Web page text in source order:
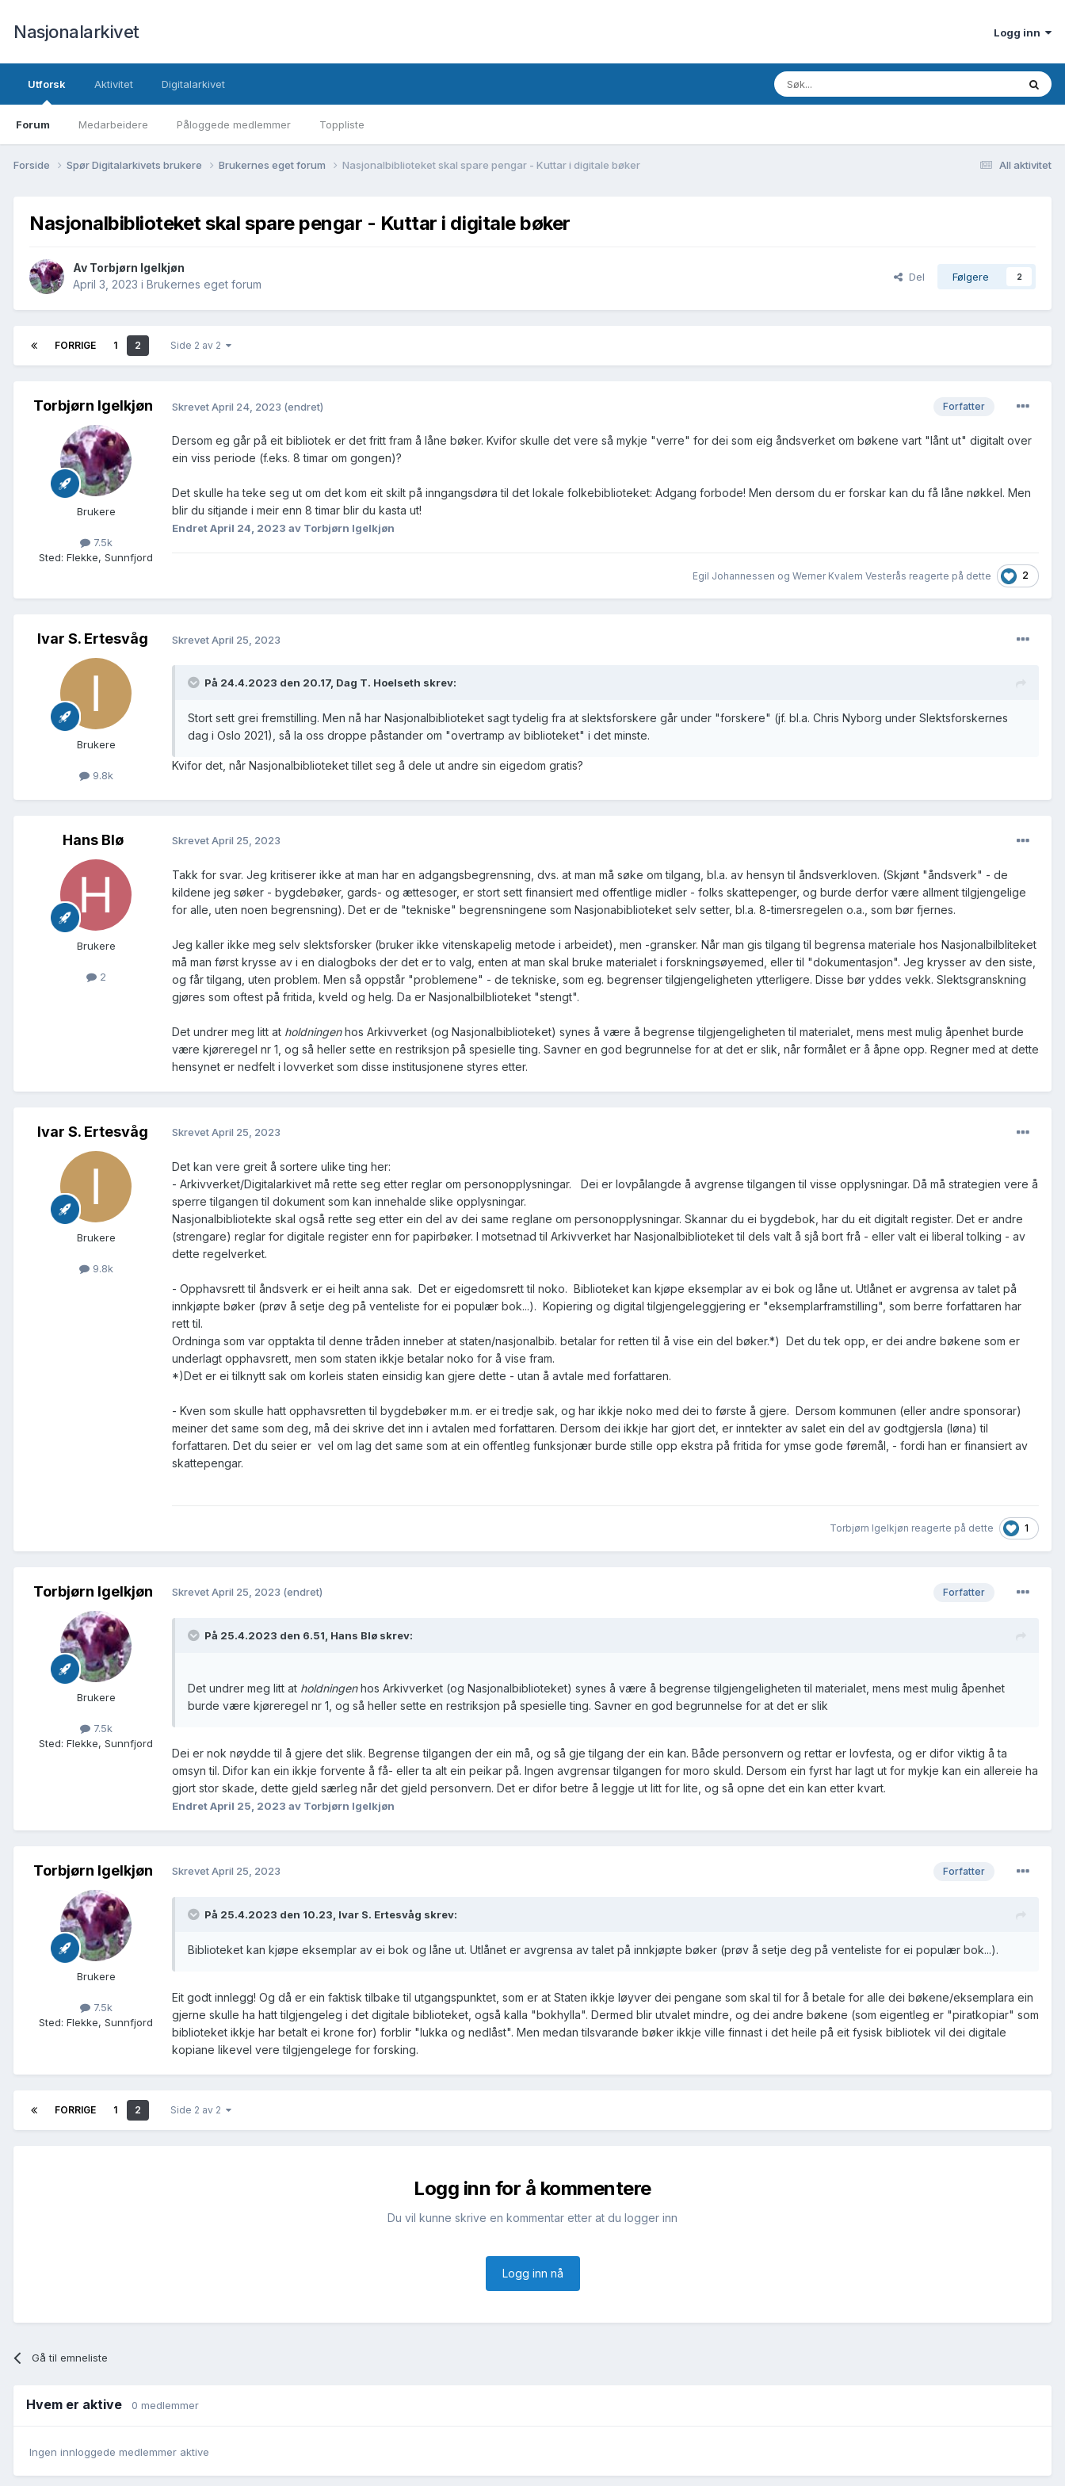
Nasjonalarkivet Logg inn
Utforsk
Forum Medarbeidere Påloggede medlemmer Toppliste
Aktivitet Digitalarkivet
All aktivitet
Forside Spør Digitalarkivets brukere Brukernes eget forum Nasjonalbiblioteket skal spare pengar - Kuttar i digitale bøker
Nasjonalbiblioteket skal spare pengar - Kuttar i digitale bøker
Av Torbjørn Igelkjøn
April 3, 2023 i Brukernes eget forum
Del Følgere 2
FORRIGE 1 2 Side 2 av 2
Torbjørn Igelkjøn
Brukere
7.5k
Sted: Flekke, Sunnfjord
Forfatter
SkrevetApril 24, 2023 (endret)
Dersom eg går på eit bibliotek er det fritt fram å låne bøker. Kvifor skulle det vere så mykje "verre" for dei som eig åndsverket om bøkene vart "lånt ut" digitalt over
ein viss periode (f.eks. 8 timar om gongen)?
Det skulle ha teke seg ut om det kom eit skilt på inngangsdøra til det lokale folkebiblioteket: Adgang forbode! Men dersom du er forskar kan du få låne nøkkel. Men
blir du sitjande i meir enn 8 timar blir du kasta ut!
EndretApril 24, 2023 av Torbjørn Igelkjøn
Egil Johannessen og Werner Kvalem Vesterås reagerte på dette 2
Ivar S. Ertesvåg
Brukere
9.8k
SkrevetApril 25, 2023
På 24.4.2023 den 20.17, Dag T. Hoelseth skrev:
Stort sett grei fremstilling. Men nå har Nasjonalbiblioteket sagt tydelig fra at slektsforskere går under "forskere" (jf. bl.a. Chris Nyborg under Slektsforskernes
dag i Oslo 2021), så la oss droppe påstander om "overtramp av biblioteket" i det minste.
Kvifor det, når Nasjonalbiblioteket tillet seg å dele ut andre sin eigedom gratis?
Hans Blø
Brukere
2
SkrevetApril 25, 2023
Takk for svar. Jeg kritiserer ikke at man har en adgangsbegrensning, dvs. at man må søke om tilgang, bl.a. av hensyn til åndsverkloven. (Skjønt "åndsverk" - de
kildene jeg søker - bygdebøker, gards- og ættesoger, er stort sett finansiert med offentlige midler - folks skattepenger, og burde derfor være allment tilgjengelige
for alle, uten noen begrensning). Det er de "tekniske" begrensningene som Nasjonabiblioteket selv setter, bl.a. 8-timersregelen o.a., som bør fjernes.
Jeg kaller ikke meg selv slektsforsker (bruker ikke vitenskapelig metode i arbeidet), men -gransker. Når man gis tilgang til begrensa materiale hos Nasjonalbilbliteket
må man først krysse av i en dialogboks der det er to valg, enten at man skal bruke materialet i forskningsøyemed, eller til "dokumentasjon". Jeg krysser av den siste,
og får tilgang, uten problem. Men så oppstår "problemene" - de tekniske, som eg. begrenser tilgjengeligheten ytterligere. Disse bør yddes vekk. Slektsgranskning
gjøres som oftest på fritida, kveld og helg. Da er Nasjonalbilblioteket "stengt".
Det undrer meg litt at holdningenhos Arkivverket (og Nasjonalbiblioteket) synes å være å begrense tilgjengeligheten til materialet, mens mest mulig åpenhet burde
være kjøreregel nr 1, og så heller sette en restriksjon på spesielle ting. Savner en god begrunnelse for at det er slik, når formålet er å åpne opp. Regner med at dette
hensynet er nedfelt i lovverket som disse institusjonene styres etter.
Ivar S. Ertesvåg
Brukere
9.8k
SkrevetApril 25, 2023
Det kan vere greit å sortere ulike ting her:
- Arkivverket/Digitalarkivet må rette seg etter reglar om personopplysningar. Dei er lovpålangde å avgrense tilgangen til visse opplysningar. Då må strategien vere å
sperre tilgangen til dokument som kan innehalde slike opplysningar.
Nasjonalbibliotekte skal også rette seg etter ein del av dei same reglane om personopplysningar. Skannar du ei bygdebok, har du eit digitalt register. Det er andre
(strengare) reglar for digitale register enn for papirbøker. I motsetnad til Arkivverket har Nasjonalbiblioteket til dels valt å sjå bort frå - eller valt ei liberal tolking - av
dette regelverket.
- Opphavsrett til åndsverk er ei heilt anna sak. Det er eigedomsrett til noko. Biblioteket kan kjøpe eksemplar av ei bok og låne ut. Utlånet er avgrensa av talet på
innkjøpte bøker (prøv å setje deg på venteliste for ei populær bok...). Kopiering og digital tilgjengeleggjering er "eksemplarframstilling", som berre forfattaren har
rett til.
Ordninga som var opptakta til denne tråden inneber at staten/nasjonalbib. betalar for retten til å vise ein del bøker.*) Det du tek opp, er dei andre bøkene som er
underlagt opphavsrett, men som staten ikkje betalar noko for å vise fram.
*)Det er ei tilknytt sak om korleis staten einsidig kan gjere dette - utan å avtale med forfattaren.
- Kven som skulle hatt opphavsretten til bygdebøker m.m. er ei tredje sak, og har ikkje noko med dei to første å gjere. Dersom kommunen (eller andre sponsorar)
meiner det same som deg, må dei skrive det inn i avtalen med forfattaren. Dersom dei ikkje har gjort det, er inntekter av salet ein del av godtgjersla (løna) til
forfattaren. Det du seier er vel om lag det same som at ein offentleg funksjonær burde stille opp ekstra på fritida for ymse gode føremål, - fordi han er finansiert av
skattepengar.
Torbjørn Igelkjøn reagerte på dette 1
Torbjørn Igelkjøn
Brukere
7.5k
Sted: Flekke, Sunnfjord
Forfatter
SkrevetApril 25, 2023 (endret)
På 25.4.2023 den 6.51, Hans Blø skrev:
Det undrer meg litt at holdningenhos Arkivverket (og Nasjonalbiblioteket) synes å være å begrense tilgjengeligheten til materialet, mens mest mulig åpenhet
burde være kjøreregel nr 1, og så heller sette en restriksjon på spesielle ting. Savner en god begrunnelse for at det er slik
Dei er nok nøydde til å gjere det slik. Begrense tilgangen der ein må, og så gje tilgang der ein kan. Både personvern og rettar er lovfesta, og er difor viktig å ta
omsyn til. Difor kan ein ikkje forvente å få- eller ta alt ein peikar på. Ingen avgrensar tilgangen for moro skuld. Dersom ein fyrst har lagt ut for mykje kan ein allereie ha
gjort stor skade, dette gjeld særleg når det gjeld personvern. Det er difor betre å leggje ut litt for lite, og så opne det ein kan etter kvart.
EndretApril 25, 2023 av Torbjørn Igelkjøn
Torbjørn Igelkjøn
Brukere
7.5k
Sted: Flekke, Sunnfjord
Forfatter
SkrevetApril 25, 2023
På 25.4.2023 den 10.23, Ivar S. Ertesvåg skrev:
Biblioteket kan kjøpe eksemplar av ei bok og låne ut. Utlånet er avgrensa av talet på innkjøpte bøker (prøv å setje deg på venteliste for ei populær bok...).
Eit godt innlegg! Og då er ein faktisk tilbake til utgangspunktet, som er at Staten ikkje løyver dei pengane som skal til for å betale for alle dei bøkene/eksemplara ein
gjerne skulle ha hatt tilgjengeleg i det digitale biblioteket, også kalla "bokhylla". Dermed blir utvalet mindre, og dei andre bøkene (som eigentleg er "piratkopiar" som
biblioteket ikkje har betalt ei krone for) forblir "lukka og nedlåst". Men medan tilsvarande bøker ikkje ville finnast i det heile på eit fysisk bibliotek vil dei digitale
kopiane likevel vere tilgjengelege for forsking.
FORRIGE 1 2 Side 2 av 2
Logg inn for å kommentere
Du vil kunne skrive en kommentar etter at du logger inn
Logg inn nå
Gå til emneliste
Hvem er aktive 0 medlemmer
Ingen innloggede medlemmer aktive